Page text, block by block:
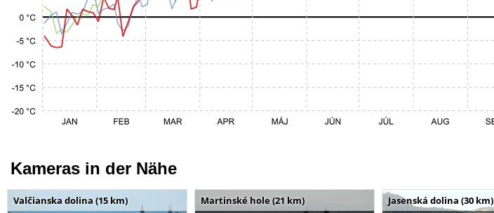
Kameras in der Nähe
Valčianska dolina (15 km) Martinské hole (21 km) Jasenská dolina (30 km)